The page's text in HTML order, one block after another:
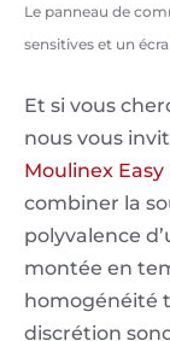
Le panneau de
sensitives et un
Et si vous
nous vous
Moulinex Easy
combiner la
polyvalence
montée en
homogénéité
discrétion